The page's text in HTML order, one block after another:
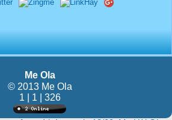
Me Ola
© 2013 Me Ola
1 | 1 | 326